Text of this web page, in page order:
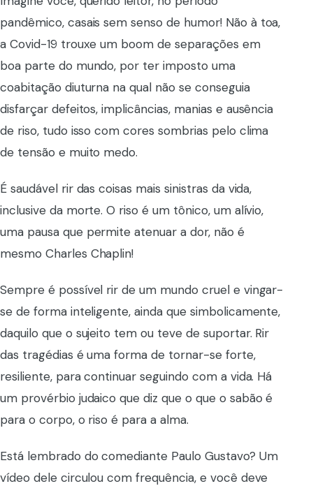
pandêmico, casais sem senso de humor! Não à toa,
a Covid-19 trouxe um boom de separações em
boa parte do mundo, por ter imposto uma
coabitação diuturna na qual não se conseguia
disfarçar defeitos, implicâncias, manias e ausência
de riso, tudo isso com cores sombrias pelo clima
de tensão e muito medo.
É saudável rir das coisas mais sinistras da vida,
inclusive da morte. O riso é um tônico, um alívio,
uma pausa que permite atenuar a dor, não é
mesmo Charles Chaplin!
Sempre é possível rir de um mundo cruel e vingar-
se de forma inteligente, ainda que simbolicamente,
daquilo que o sujeito tem ou teve de suportar. Rir
das tragédias é uma forma de tornar-se forte,
resiliente, para continuar seguindo com a vida. Há
um provérbio judaico que diz que o que o sabão é
para o corpo, o riso é para a alma.
Está lembrado do comediante Paulo Gustavo? Um
vídeo dele circulou com frequência, e você deve